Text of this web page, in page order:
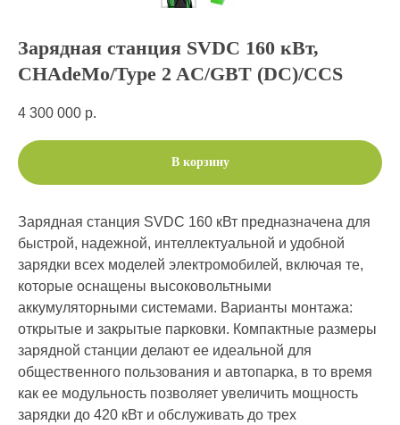
Зарядная станция SVDC 160 кВт,
CHAdeMo/Type 2 AC/GBT (DC)/CCS
4 300 000 р.
В корзину
Зарядная станция SVDC 160 кВт предназначена для
быстрой, надежной, интеллектуальной и удобной
зарядки всех моделей электромобилей, включая те,
которые оснащены высоковольтными
аккумуляторными системами. Варианты монтажа:
открытые и закрытые парковки. Компактные размеры
зарядной станции делают ее идеальной для
общественного пользования и автопарка, в то время
как ее модульность позволяет увеличить мощность
зарядки до 420 кВт и обслуживать до трех